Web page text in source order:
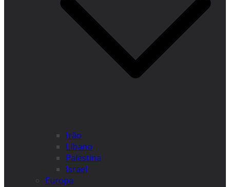
Irão
Líbano
Palestina
Israel
Europa